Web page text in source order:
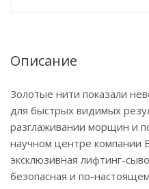
Описание
Золотые нити показали
для быстрых видимых
разглаживании морщин и
научном центре компании
эксклюзивная лифтинг-
безопасная и по-